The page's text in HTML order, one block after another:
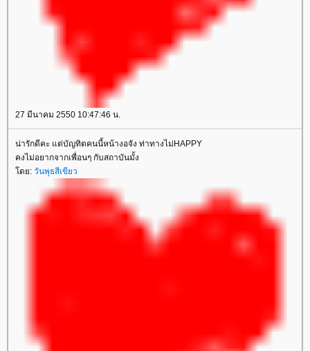
27 มีนาคม 2550 10:47:46 น.
น่ารักดีคะ แต่บัญทิตคนนี้หน้างอจัง ท่าทางไม่HAPPY
คงไม่อยากจากเพื่อนๆ กับสถาบันมั้ง
ดย: วันพุธสีเขียว